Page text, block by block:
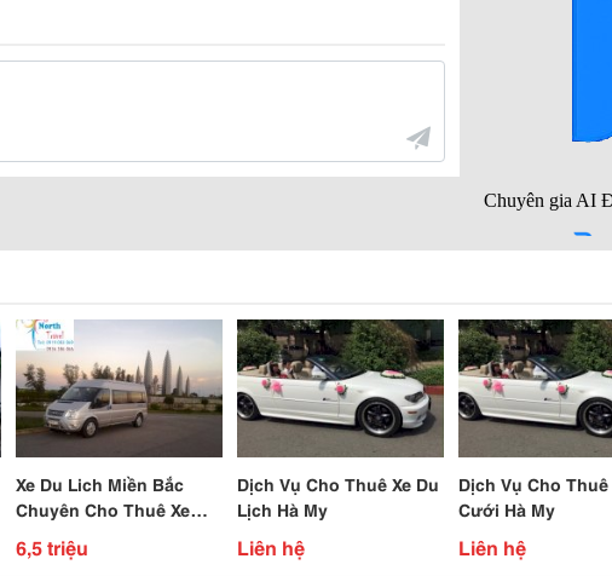
Xe Du Lich Miền Bắc
Chuyên Cho Thuê Xe
16C Đi Hà Giang Chup
Ảnh Tam Giác Mạch
6,5 triệu
Dịch Vụ Cho Thuê Xe Du
Lịch Hà My
Liên hệ
Dịch Vụ Cho Thuê
Cưới Hà My
Liên hệ